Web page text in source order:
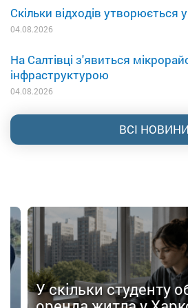
Скільки відходів утворюється
04.08.2026
На Салтівці з'явиться
інфраструктурою
04.08.2026
ВСІ НОВИНИ
У скільки студенту